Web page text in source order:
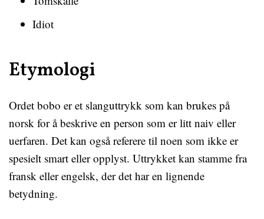
Idiot
Etymologi
Ordet bobo er et slanguttrykk som kan brukes på
norsk for å beskrive en person som er litt naiv eller
uerfaren. Det kan også referere til noen som ikke er
spesielt smart eller opplyst. Uttrykket kan stamme fra
fransk eller engelsk, der det har en lignende
betydning.